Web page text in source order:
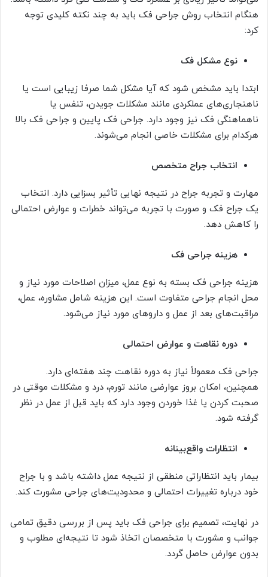
هنگام انتخاب روش جراحی فک باید به چند نکته کلیدی توجه
کرد:
نوع مشکل فک
ابتدا باید مشخص شود که آیا مشکل شما صرفا زیبایی است یا
ناهنجاری‌های عملکردی مانند مشکلات جویدن، تنفس یا
ناهماهنگی فک نیز وجود دارد. جراحی فک پایین و جراحی فک بالا
هرکدام برای مشکلات خاصی انجام می‌شوند.
انتخاب جراح متخصص
مهارت و تجربه جراح در نتیجه نهایی تأثیر بسزایی دارد. انتخاب
یک جراح فک و صورت با تجربه می‌تواند خطرات و عوارض احتمالی
را کاهش دهد.
هزینه جراحی فک
هزینه جراحی فک بسته به نوع عمل، میزان اصلاحات مورد نیاز و
محل انجام جراحی متفاوت است. این هزینه شامل مشاوره، عمل،
مراقبت‌های بعد از عمل و داروهای مورد نیاز می‌شود.
دوره نقاهت و عوارض احتمالی
جراحی فک معمولاً نیاز به دوره نقاهت چند هفته‌ای دارد.
همچنین، امکان بروز عوارضی مانند تورم، درد و مشکلات موقتی در
صحبت کردن یا غذا خوردن وجود دارد که باید قبل از عمل در نظر
گرفته شود.
انتظارات واقع‌بینانه
بیمار باید انتظاراتی منطقی از نتیجه عمل داشته باشد و با جراح
خود درباره تغییرات احتمالی و محدودیت‌های جراحی مشورت کند.
در نهایت، تصمیم برای جراحی فک باید پس از بررسی دقیق تمامی
جوانب و مشورت با متخصصان اتخاذ شود تا نتیجه‌ای مطلوب و
بدون عوارض حاصل گردد.